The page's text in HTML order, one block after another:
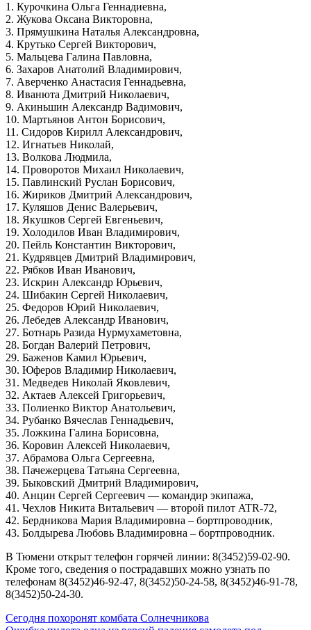
1. Курочкина Ольга Геннадиевна,
2. Жукова Оксана Викторовна,
3. Прямушкина Наталья Александровна,
4. Крутько Сергей Викторович,
5. Мальцева Галина Павловна,
6. Захаров Анатолий Владимирович,
7. Аверченко Анастасия Геннадьевна,
8. Иванюта Дмитрий Николаевич,
9. Акиньшин Александр Вадимович,
10. Мартьянов Антон Борисович,
11. Сидоров Кирилл Александрович,
12. Игнатьев Николай,
13. Волкова Людмила,
14. Проворотов Михаил Николаевич,
15. Павлинский Руслан Борисович,
16. Жириков Дмитрий Александрович,
17. Куляшов Денис Валерьевич,
18. Якушков Сергей Евгеньевич,
19. Холодилов Иван Владимирович,
20. Пейль Константин Викторович,
21. Кудрявцев Дмитрий Владимирович,
22. Рябков Иван Иванович,
23. Искрин Александр Юрьевич,
24. Шибакин Сергей Николаевич,
25. Федоров Юрий Николаевич,
26. Лебедев Александр Иванович,
27. Ботнарь Разида Нурмухаметовна,
28. Богдан Валерий Петрович,
29. Баженов Камил Юрьевич,
30. Юферов Владимир Николаевич,
31. Медведев Николай Яковлевич,
32. Актаев Алексей Григорьевич,
33. Полиенко Виктор Анатольевич,
34. Рубанко Вячеслав Геннадьевич,
35. Ложкина Галина Борисовна,
36. Коровин Алексей Николаевич,
37. Абрамова Ольга Сергеевна,
38. Пачежерцева Татьяна Сергеевна,
39. Быковский Дмитрий Владимирович,
40. Анцин Сергей Сергеевич — командир экипажа,
41. Чехлов Никита Витальевич — второй пилот ATR-72,
42. Бердникова Мария Владимировна – бортпроводник,
43. Болдырева Любовь Владимировна – бортпроводник.
В Тюмени открыт телефон горячей линии: 8(3452)59-02-90.
Кроме того, сведения о пострадавших можно узнать по
телефонам 8(3452)46-92-47, 8(3452)50-24-58, 8(3452)46-91-78,
8(3452)50-24-30.
Навигация
Сегодня похоронят комбата Солнечникова